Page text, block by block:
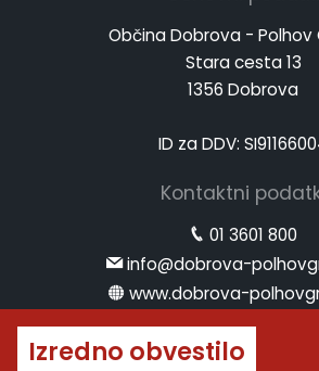
Izredno obvestilo
Občina Dobrova - Polhov
Stara cesta 13
1356 Dobrova
ID za DDV:
Kontaktni
01 3601 800
info@dobrova-
www.dobrova-
Uradne ure